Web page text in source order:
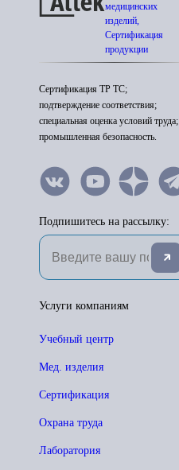
медицинских
изделий,
Сертификация
продукции
Сертификация ТР ТС;
подтверждение соответствия;
специальная оценка условий труда;
промышленная безопасность.
Подпишитесь на рассылку:
Услуги компаниям
Учебный центр
Мед. изделия
Сертификация
Охрана труда
Лаборатория